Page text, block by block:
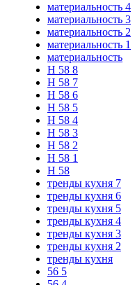
материальность 4
материальность 3
материальность 2
материальность 1
материальность
Н 58 8
Н 58 7
Н 58 6
Н 58 5
Н 58 4
Н 58 3
Н 58 2
Н 58 1
Н 58
тренды кухня 7
тренды кухня 6
тренды кухня 5
тренды кухня 4
тренды кухня 3
тренды кухня 2
тренды кухня
56 5